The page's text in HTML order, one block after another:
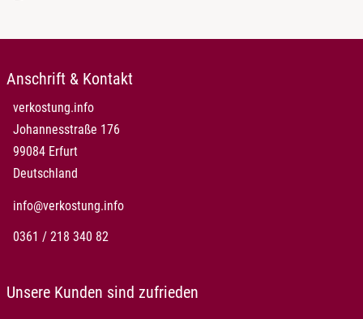
Anschrift & Kontakt
verkostung.info
Johannesstraße 176
99084 Erfurt
Deutschland
info@verkostung.info
0361 / 218 340 82
Unsere Kunden sind zufrieden